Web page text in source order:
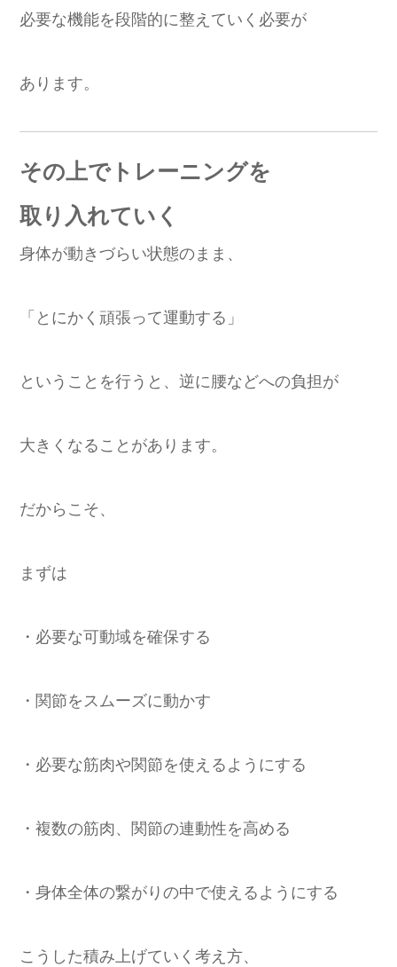
必要な機能を段階的に整えていく必要が
あります。
その上でトレーニングを
取り入れていく
身体が動きづらい状態のまま、
「とにかく頑張って運動する」
ということを行うと、逆に腰などへの負担が
大きくなることがあります。
だからこそ、
まずは
・必要な可動域を確保する
・関節をスムーズに動かす
・必要な筋肉や関節を使えるようにする
・複数の筋肉、関節の連動性を高める
・身体全体の繋がりの中で使えるようにする
こうした積み上げていく考え方、